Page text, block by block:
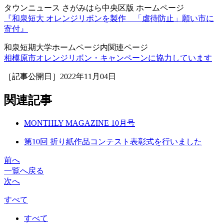
タウンニュース さがみはら中央区版 ホームページ
『和泉短大 オレンジリボンを製作 「虐待防止」願い市に
寄付』
和泉短期大学ホームページ内関連ページ
相模原市オレンジリボン・キャンペーンに協力しています
［記事公開日］2022年11月04日
関連記事
MONTHLY MAGAZINE 10月号
第10回 折り紙作品コンテスト表彰式を行いました
前へ
一覧へ戻る
次へ
すべて
すべて